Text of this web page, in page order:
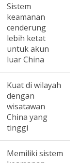
Sistem
keamanan
cenderung
lebih ketat
untuk akun
luar China
Kuat di wilayah
dengan
wisatawan
China yang
tinggi
Memiliki sistem